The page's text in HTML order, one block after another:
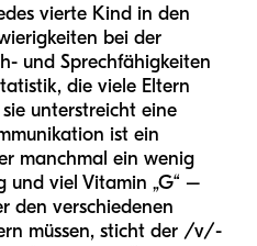
vierte Kind in den
bei der
und Sprechfähigkeiten
die viele Eltern
unterstreicht eine
ist ein
manchmal ein wenig
und viel Vitamin „G“ –
den verschiedenen
müssen, sticht der /v/-